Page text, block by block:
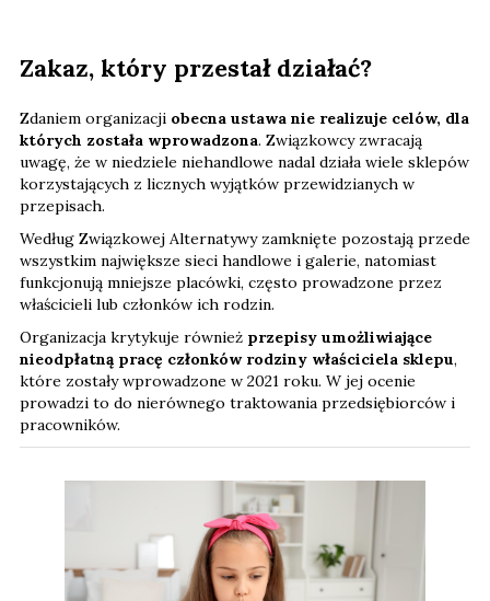
Zakaz, który przestał działać?
Zdaniem organizacji obecna ustawa nie realizuje celów, dla
których została wprowadzona. Związkowcy zwracają
uwagę, że w niedziele niehandlowe nadal działa wiele sklepów
korzystających z licznych wyjątków przewidzianych w
przepisach.
Według Związkowej Alternatywy zamknięte pozostają przede
wszystkim największe sieci handlowe i galerie, natomiast
funkcjonują mniejsze placówki, często prowadzone przez
właścicieli lub członków ich rodzin.
Organizacja krytykuje również przepisy umożliwiające
nieodpłatną pracę członków rodziny właściciela sklepu,
które zostały wprowadzone w 2021 roku. W jej ocenie
prowadzi to do nierównego traktowania przedsiębiorców i
pracowników.